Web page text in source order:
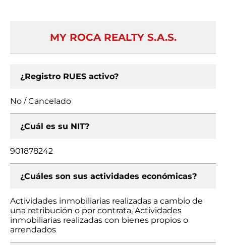
MY ROCA REALTY S.A.S.
¿Registro RUES activo?
No / Cancelado
¿Cuál es su NIT?
901878242
¿Cuáles son sus actividades económicas?
Actividades inmobiliarias realizadas a cambio de
una retribución o por contrata, Actividades
inmobiliarias realizadas con bienes propios o
arrendados